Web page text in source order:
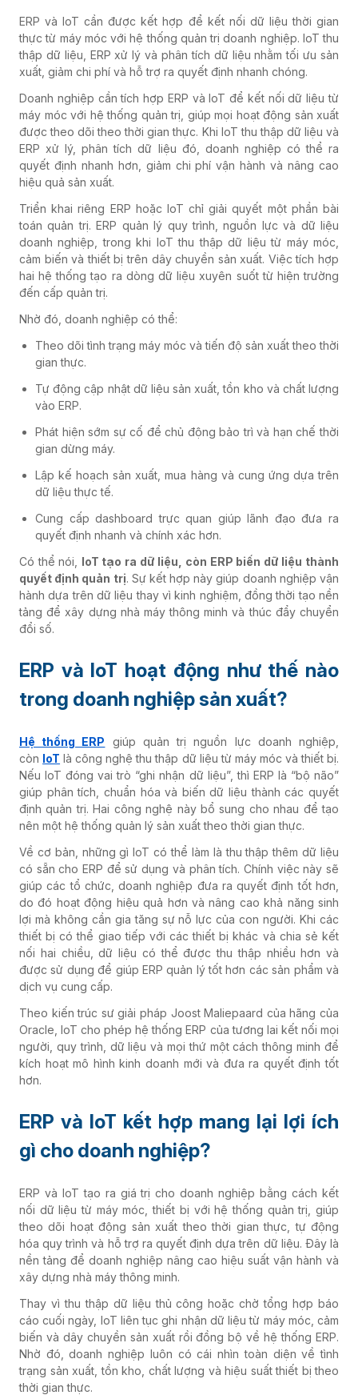
ERP và IoT cần được kết hợp để kết nối dữ liệu thời gian
thực từ máy móc với hệ thống quản trị doanh nghiệp. IoT thu
thập dữ liệu, ERP xử lý và phân tích dữ liệu nhằm tối ưu sản
xuất, giảm chi phí và hỗ trợ ra quyết định nhanh chóng.
Doanh nghiệp cần tích hợp ERP và IoT để kết nối dữ liệu từ
máy móc với hệ thống quản trị, giúp mọi hoạt động sản xuất
được theo dõi theo thời gian thực. Khi IoT thu thập dữ liệu và
ERP xử lý, phân tích dữ liệu đó, doanh nghiệp có thể ra
quyết định nhanh hơn, giảm chi phí vận hành và nâng cao
hiệu quả sản xuất.
Triển khai riêng ERP hoặc IoT chỉ giải quyết một phần bài
toán quản trị. ERP quản lý quy trình, nguồn lực và dữ liệu
doanh nghiệp, trong khi IoT thu thập dữ liệu từ máy móc,
cảm biến và thiết bị trên dây chuyền sản xuất. Việc tích hợp
hai hệ thống tạo ra dòng dữ liệu xuyên suốt từ hiện trường
đến cấp quản trị.
Nhờ đó, doanh nghiệp có thể:
Theo dõi tình trạng máy móc và tiến độ sản xuất theo thời
gian thực.
Tự động cập nhật dữ liệu sản xuất, tồn kho và chất lượng
vào ERP.
Phát hiện sớm sự cố để chủ động bảo trì và hạn chế thời
gian dừng máy.
Lập kế hoạch sản xuất, mua hàng và cung ứng dựa trên
dữ liệu thực tế.
Cung cấp dashboard trực quan giúp lãnh đạo đưa ra
quyết định nhanh và chính xác hơn.
Có thể nói, IoT tạo ra dữ liệu, còn ERP biến dữ liệu thành
quyết định quản trị. Sự kết hợp này giúp doanh nghiệp vận
hành dựa trên dữ liệu thay vì kinh nghiệm, đồng thời tạo nền
tảng để xây dựng nhà máy thông minh và thúc đẩy chuyển
đổi số.
ERP và IoT hoạt động như thế nào
trong doanh nghiệp sản xuất?
Hệ thống ERP giúp quản trị nguồn lực doanh nghiệp,
còn IoT là công nghệ thu thập dữ liệu từ máy móc và thiết bị.
Nếu IoT đóng vai trò “ghi nhận dữ liệu”, thì ERP là “bộ não”
giúp phân tích, chuẩn hóa và biến dữ liệu thành các quyết
định quản trị. Hai công nghệ này bổ sung cho nhau để tạo
nên một hệ thống quản lý sản xuất theo thời gian thực.
Về cơ bản, những gì IoT có thể làm là thu thập thêm dữ liệu
có sẵn cho ERP để sử dụng và phân tích. Chính việc này sẽ
giúp các tổ chức, doanh nghiệp đưa ra quyết định tốt hơn,
do đó hoạt động hiệu quả hơn và nâng cao khả năng sinh
lợi mà không cần gia tăng sự nỗ lực của con người. Khi các
thiết bị có thể giao tiếp với các thiết bị khác và chia sẻ kết
nối hai chiều, dữ liệu có thể được thu thập nhiều hơn và
được sử dụng để giúp ERP quản lý tốt hơn các sản phẩm và
dịch vụ cung cấp.
Theo kiến ​​trúc sư giải pháp Joost Maliepaard của hãng của
Oracle, IoT cho phép hệ thống ERP của tương lai kết nối mọi
người, quy trình, dữ liệu và mọi thứ một cách thông minh để
kích hoạt mô hình kinh doanh mới và đưa ra quyết định tốt
hơn.
ERP và IoT kết hợp mang lại lợi ích
gì cho doanh nghiệp?
ERP và IoT tạo ra giá trị cho doanh nghiệp bằng cách kết
nối dữ liệu từ máy móc, thiết bị với hệ thống quản trị, giúp
theo dõi hoạt động sản xuất theo thời gian thực, tự động
hóa quy trình và hỗ trợ ra quyết định dựa trên dữ liệu. Đây là
nền tảng để doanh nghiệp nâng cao hiệu suất vận hành và
xây dựng nhà máy thông minh.
Thay vì thu thập dữ liệu thủ công hoặc chờ tổng hợp báo
cáo cuối ngày, IoT liên tục ghi nhận dữ liệu từ máy móc, cảm
biến và dây chuyền sản xuất rồi đồng bộ về hệ thống ERP.
Nhờ đó, doanh nghiệp luôn có cái nhìn toàn diện về tình
trạng sản xuất, tồn kho, chất lượng và hiệu suất thiết bị theo
thời gian thực.